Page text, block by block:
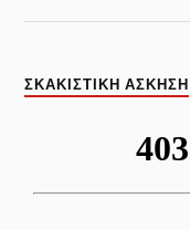
ΣΚΑΚΙΣΤΙΚΉ ΆΣΚΗΣΗ